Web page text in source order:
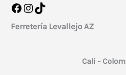
Facebook
Instagram
TikTok
Ferretería Levallejo AZ
Cali -